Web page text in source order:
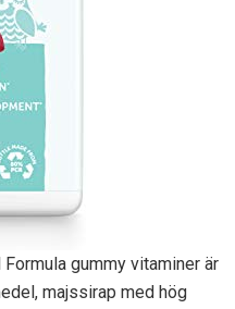
gummy vitaminer är
majssirap med hög